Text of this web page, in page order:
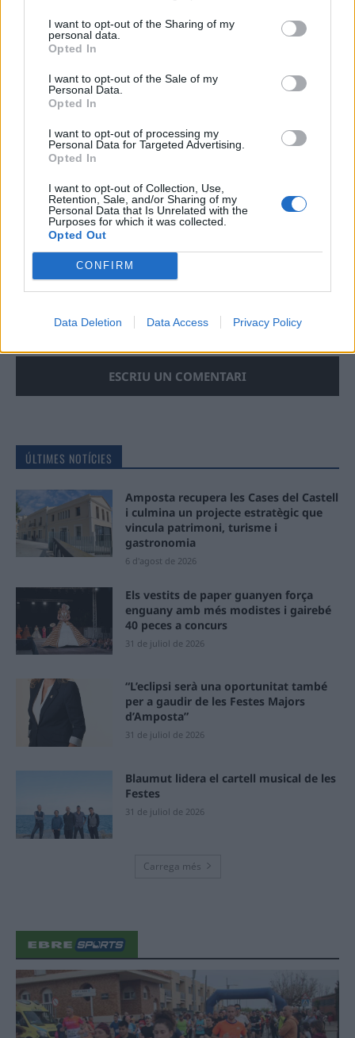
I want to opt-out of the Sharing of my
personal data.
Opted In
I want to opt-out of the Sale of my
Personal Data.
Opted In
I want to opt-out of processing my
Personal Data for Targeted Advertising.
Opted In
I want to opt-out of Collection, Use,
Retention, Sale, and/or Sharing of my
Personal Data that Is Unrelated with the
Purposes for which it was collected.
Opted Out
CONFIRM
Data Deletion Data Access Privacy Policy
Comentari:
Deseu el meu nom, el correu electrònic i el lloc web en
aquest navegador per a la propera vegada que comenti.
ÚLTIMES NOTÍCIES
Amposta recupera les Cases del Castell
i culmina un projecte estratègic que
vincula patrimoni, turisme i
gastronomia
6 d'agost de 2026
Els vestits de paper guanyen força
enguany amb més modistes i gairebé
40 peces a concurs
31 de juliol de 2026
“L’eclipsi serà una oportunitat també
per a gaudir de les Festes Majors
d’Amposta”
31 de juliol de 2026
Blaumut lidera el cartell musical de les
Festes
31 de juliol de 2026
Carrega més